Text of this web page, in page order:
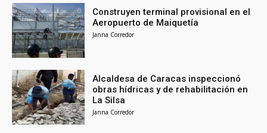
Construyen terminal provisional en el
Aeropuerto de Maiquetía
Janna Corredor
Alcaldesa de Caracas inspeccionó
obras hídricas y de rehabilitación en
La Silsa
Janna Corredor